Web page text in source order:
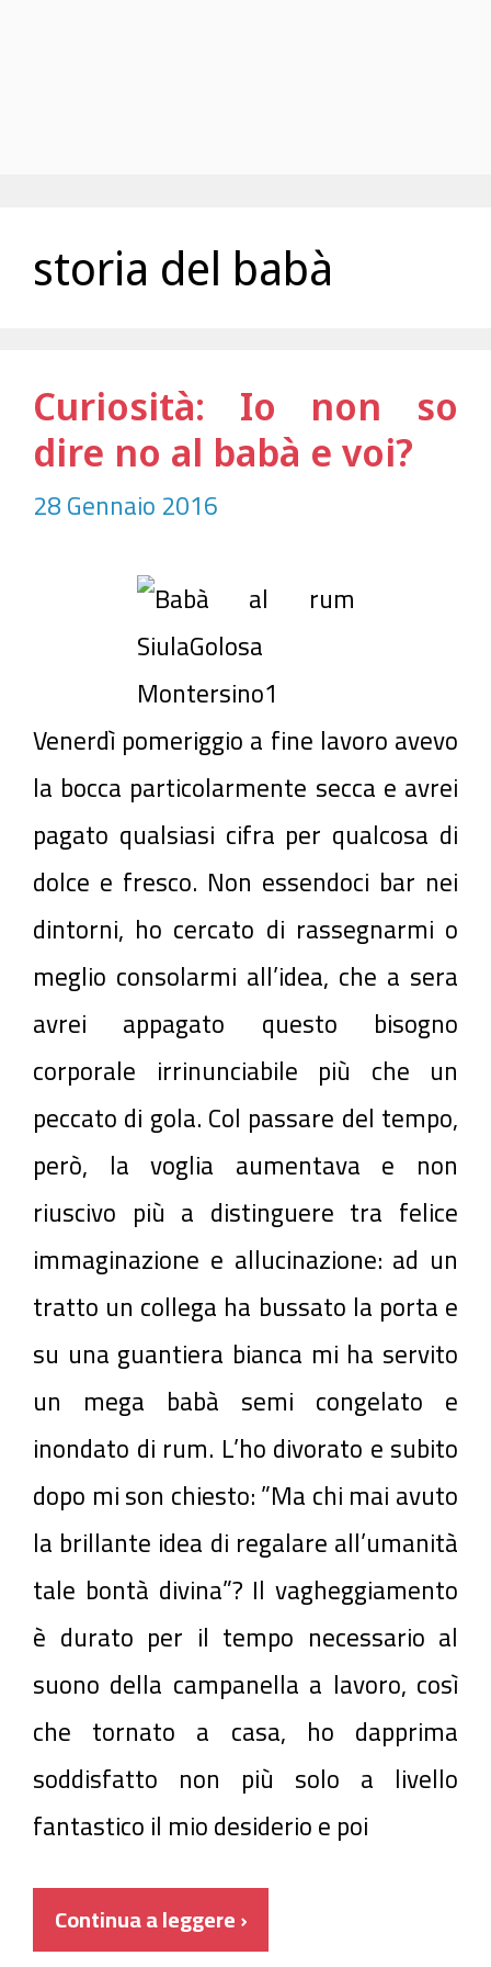
storia del babà
Curiosità: Io non so
dire no al babà e voi?
28 Gennaio 2016
Venerdì pomeriggio a fine lavoro avevo
la bocca particolarmente secca e avrei
pagato qualsiasi cifra per qualcosa di
dolce e fresco. Non essendoci bar nei
dintorni, ho cercato di rassegnarmi o
meglio consolarmi all’idea, che a sera
avrei appagato questo bisogno
corporale irrinunciabile più che un
peccato di gola. Col passare del tempo,
però, la voglia aumentava e non
riuscivo più a distinguere tra felice
immaginazione e allucinazione: ad un
tratto un collega ha bussato la porta e
su una guantiera bianca mi ha servito
un mega babà semi congelato e
inondato di rum. L’ho divorato e subito
dopo mi son chiesto: ”Ma chi mai avuto
la brillante idea di regalare all’umanità
tale bontà divina”? Il vagheggiamento
è durato per il tempo necessario al
suono della campanella a lavoro, così
che tornato a casa, ho dapprima
soddisfatto non più solo a livello
fantastico il mio desiderio e poi
Continua a leggere ›